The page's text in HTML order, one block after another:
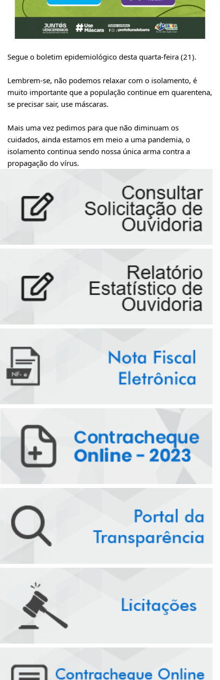
Segue o boletim epidemiológico desta quarta-feira (21).
Lembrem-se, não podemos relaxar com o isolamento, é
muito importante que a população continue em quarentena,
se precisar sair, use máscaras.
Mais uma vez pedimos para que não diminuam os
cuidados, ainda estamos em meio a uma pandemia, o
isolamento continua sendo nossa única arma contra a
propagação do vírus.